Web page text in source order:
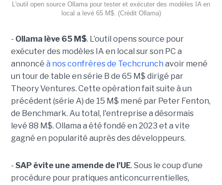
L'outil open source Ollama pour tester et exécuter des modèles IA en
local a levé 65 M$. (Crédit Ollama)
- Ollama lève 65 M$. L’outil opens source pour
exécuter des modèles IA en local sur son PC a
annoncé à nos confrères de Techcrunch avoir mené
un tour de table en série B de 65 M$ dirigé par
Theory Ventures. Cette opération fait suite à un
précédent (série A) de 15 M$ mené par Peter Fenton,
de Benchmark. Au total, l'entreprise a désormais
levé 88 M$. Ollama a été fondé en 2023 et a vite
gagné en popularité auprès des développeurs.
- SAP évite une amende de l’UE. Sous le coup d’une
procédure pour pratiques anticoncurrentielles,